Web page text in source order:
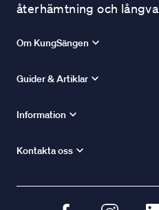
återhämtning och
Om KungSängen
Guider & Artiklar
Information
Kontakta oss